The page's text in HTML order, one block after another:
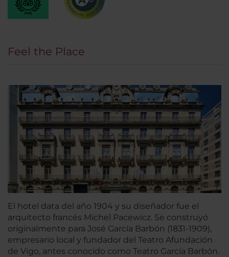
Feel the Place
El hotel data del año 1904 y su diseñador fue el
arquitecto francés Michel Pacewicz. Se construyó
originalmente para José García Barbón (1831-1909),
empresario local y fundador del Teatro Afundación
de Vigo, antes conocido como Teatro García Barbón.